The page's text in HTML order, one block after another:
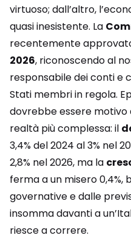
virtuoso; dall’altro,
quasi inesistente. La
recentemente
2026, riconoscendo al
responsabile dei conti e
Stati membri in regola.
dovrebbe essere motivo
realtà più complessa: il
3,4% del 2024 al 3% nel
2,8% nel 2026, ma la
ferma a un misero
governative e dalle
insomma davanti a
riesce a correre.